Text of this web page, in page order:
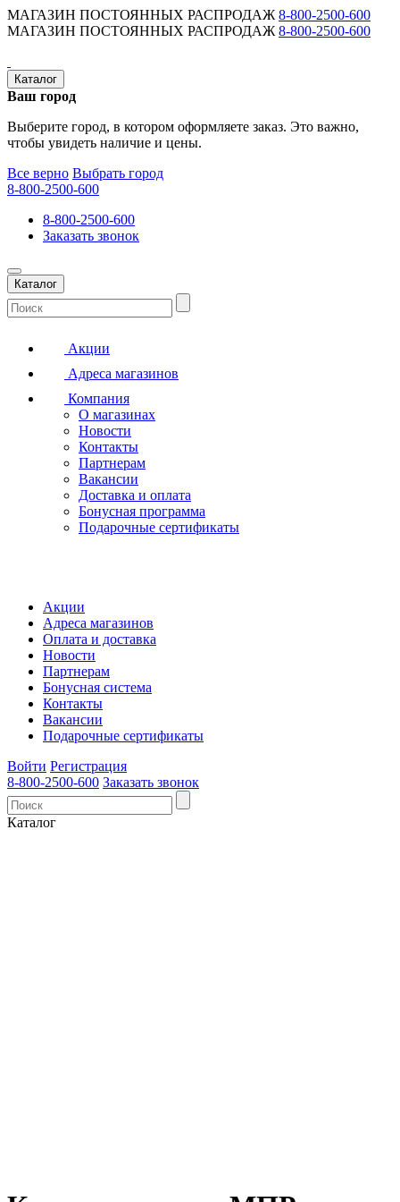
МАГАЗИН ПОСТОЯННЫХ РАСПРОДАЖ 8-800-2500-600
МАГАЗИН ПОСТОЯННЫХ РАСПРОДАЖ 8-800-2500-600
Каталог
Ваш город
Выберите город, в котором оформляете заказ. Это важно,
чтобы увидеть наличие и цены.
Все верно Выбрать город
8-800-2500-600
8-800-2500-600
Заказать звонок
Каталог
Акции
Адреса магазинов
Компания
О магазинах
Новости
Контакты
Партнерам
Вакансии
Доставка и оплата
Бонусная программа
Подарочные сертификаты
Акции
Адреса магазинов
Оплата и доставка
Новости
Партнерам
Бонусная система
Контакты
Вакансии
Подарочные сертификаты
Войти Регистрация
8-800-2500-600 Заказать звонок
Каталог